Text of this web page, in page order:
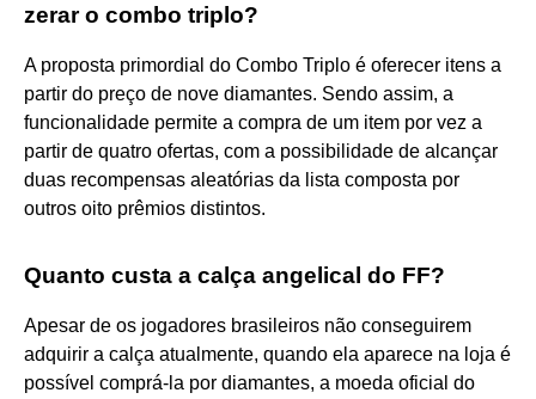
zerar o combo triplo?
A proposta primordial do Combo Triplo é oferecer itens a
partir do preço de nove diamantes. Sendo assim, a
funcionalidade permite a compra de um item por vez a
partir de quatro ofertas, com a possibilidade de alcançar
duas recompensas aleatórias da lista composta por
outros oito prêmios distintos.
Quanto custa a calça angelical do FF?
Apesar de os jogadores brasileiros não conseguirem
adquirir a calça atualmente, quando ela aparece na loja é
possível comprá-la por diamantes, a moeda oficial do